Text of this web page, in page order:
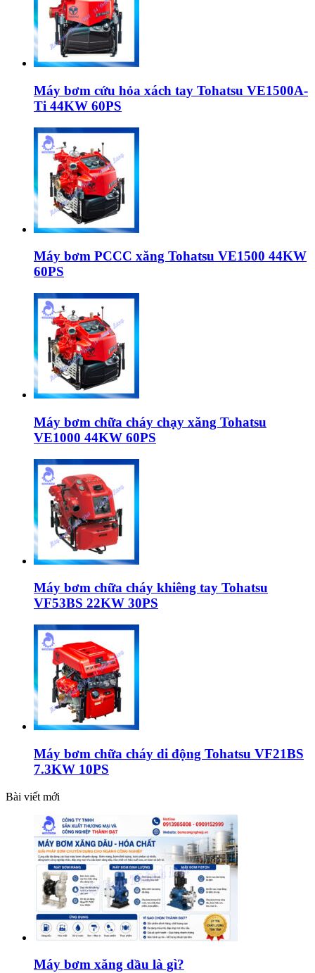
Máy bơm cứu hỏa xách tay Tohatsu VE1500A-
Ti 44KW 60PS
Máy bơm PCCC xăng Tohatsu VE1500 44KW
60PS
Máy bơm chữa cháy chạy xăng Tohatsu
VE1000 44KW 60PS
Máy bơm chữa cháy khiêng tay Tohatsu
VF53BS 22KW 30PS
Máy bơm chữa cháy di động Tohatsu VF21BS
7.3KW 10PS
Bài viết mới
Máy bơm xăng dầu là gì?